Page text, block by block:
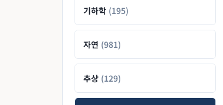
기하학 (195)
자연 (981)
추상 (129)